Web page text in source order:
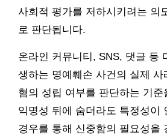
사회적 평가를 저하시키려는 의
로 판단됩니다.
온라인 커뮤니티, SNS, 댓글 등
생하는 명예훼손 사건의 실제 사
혐의 성립 여부를 판단하는 기준
익명성 뒤에 숨더라도 특정성이
경우를 통해 신중함의 필요성을